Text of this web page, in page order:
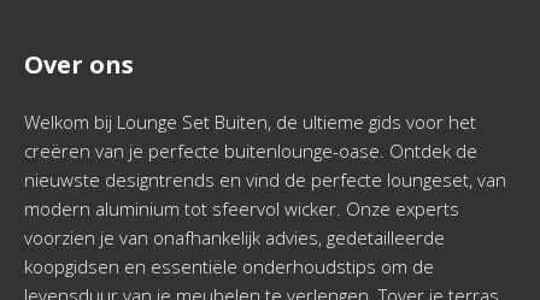
Over ons
Welkom bij Lounge Set Buiten, de ultieme gids voor het
creëren van je perfecte buitenlounge-oase. Ontdek de
nieuwste designtrends en vind de perfecte loungeset, van
modern aluminium tot sfeervol wicker. Onze experts
voorzien je van onafhankelijk advies, gedetailleerde
koopgidsen en essentiële onderhoudstips om de
levensduur van je meubelen te verlengen. Tover je terras